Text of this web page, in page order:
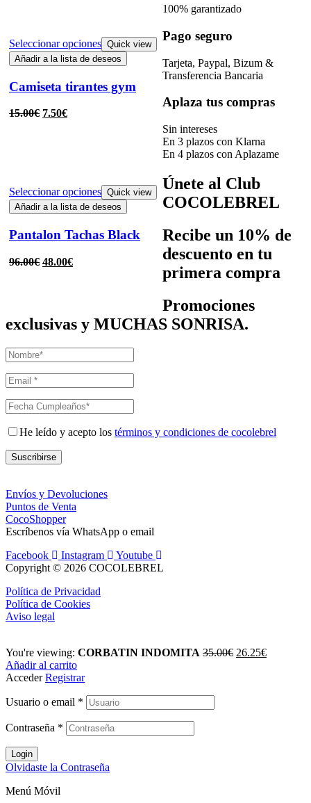
Seleccionar opciones Quick view
Añadir a la lista de deseos
Camiseta tirantes gym
15.00€ 7.50€
Seleccionar opciones Quick view
Añadir a la lista de deseos
Pantalon Tachas Black
96.00€ 48.00€
100% garantizado
Pago seguro
Tarjeta, Paypal, Bizum &
Transferencia Bancaria
Aplaza tus compras
Sin intereses
En 3 plazos con Klarna
En 4 plazos con Aplazame
Únete al Club
COCOLEBREL
Recibe un 10% de
descuento en tu
primera compra
Promociones
exclusivas y MUCHAS SONRISA.
He leído y acepto los términos y condiciones de cocolebrel
Suscribirse
Envíos y Devoluciones
Puntos de Venta
CocoShopper
Escríbenos vía WhatsApp o email
Facebook
Instagram
Youtube
Copyright © 2026 COCOLEBREL
Política de Privacidad
Política de Cookies
Aviso legal
You're viewing: CORBATIN INDOMITA 35.00€ 26.25€
Añadir al carrito
Acceder Registrar
Usuario o email *
Contraseña *
Login
Olvidaste la Contraseña
Menú Móvil